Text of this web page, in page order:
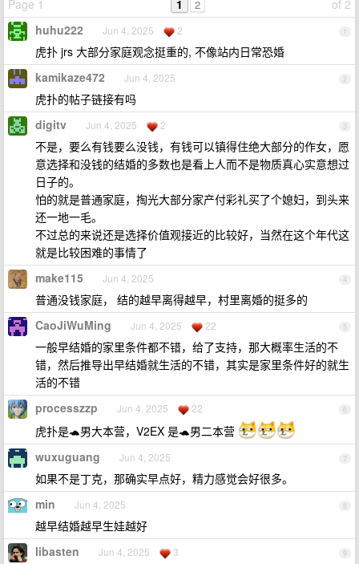
Page 1
of 2
1 2
1
huhu222 Jun 4, 2025 2
虎扑 jrs 大部分家庭观念挺重的, 不像站内日常恐婚
2
kamikaze472 Jun 4, 2025
虎扑的帖子链接有吗
3
digitv Jun 4, 2025 2
不是，要么有钱要么没钱，有钱可以镇得住绝大部分的作女，愿
意选择和没钱的结婚的多数也是看上人而不是物质真心实意想过
日子的。
怕的就是普通家庭，掏光大部分家产付彩礼买了个媳妇，到头来
还一地一毛。
不过总的来说还是选择价值观接近的比较好，当然在这个年代这
就是比较困难的事情了
4
make115 Jun 4, 2025
普通没钱家庭， 结的越早离得越早，村里离婚的挺多的
5
CaoJiWuMing Jun 4, 2025 22
一般早结婚的家里条件都不错，给了支持，那大概率生活的不
错，然后推导出早结婚就生活的不错，其实是家里条件好的就生
活的不错
6
processzzp Jun 4, 2025 22
虎扑是🐢男大本营，V2EX 是🐢男二本营
7
wuxuguang Jun 4, 2025
如果不是丁克，那确实早点好，精力感觉会好很多。
8
min Jun 4, 2025
越早结婚越早生娃越好
9
libasten Jun 4, 2025 3